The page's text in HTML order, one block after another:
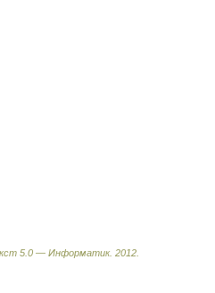
5.0 — Информатик. 2012